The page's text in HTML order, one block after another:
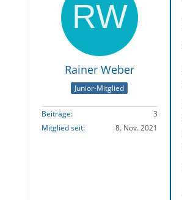
Rainer Weber
Junior-Mitglied
Beiträge
3
Mitglied seit
8. Nov. 2021